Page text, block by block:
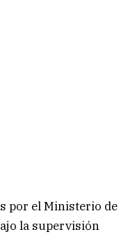
por el Ministerio de
la supervisión